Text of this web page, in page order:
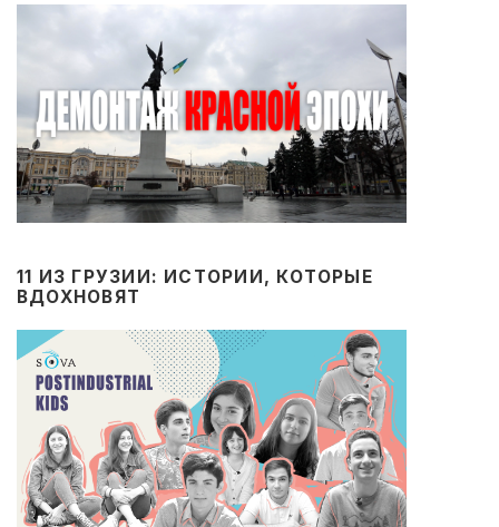
11 ИЗ ГРУЗИИ: ИСТОРИИ, КОТОРЫЕ
ВДОХНОВЯТ